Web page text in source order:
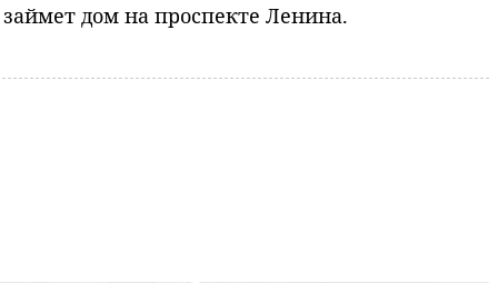
дом на проспекте Ленина.